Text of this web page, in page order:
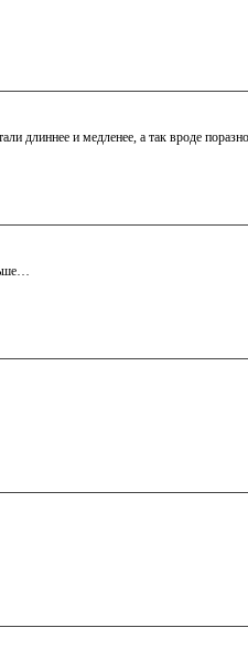
длиннее и медленее, а так вроде